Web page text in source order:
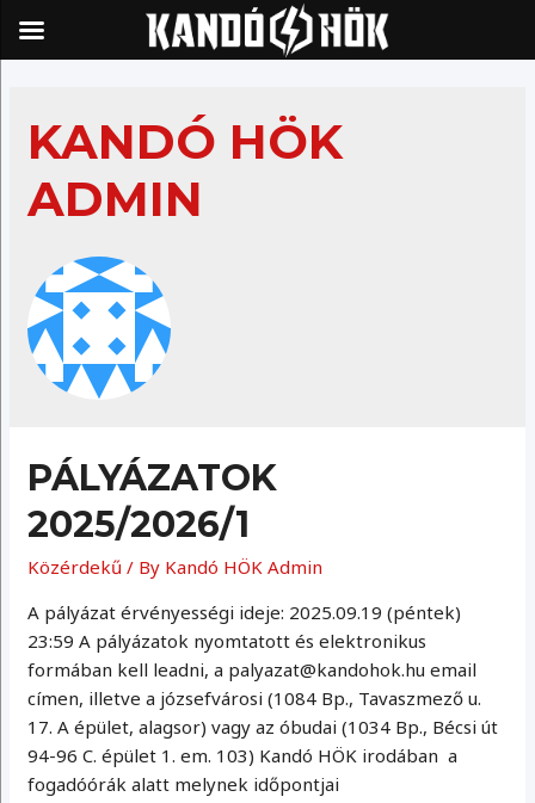
contentKANDÓ HÖK
ADMIN
PÁLYÁZATOK
2025/2026/1
Közérdekű / By Kandó HÖK Admin
A pályázat érvényességi ideje: 2025.09.19 (péntek)
23:59 A pályázatok nyomtatott és elektronikus
formában kell leadni, a palyazat@kandohok.hu email
címen, illetve a józsefvárosi (1084 Bp., Tavaszmező u.
17. A épület, alagsor) vagy az óbudai (1034 Bp., Bécsi út
94-96 C. épület 1. em. 103) Kandó HÖK irodában a
fogadóórák alatt melynek időpontjai